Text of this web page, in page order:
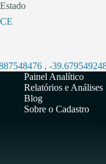
Estado
CE
, -
Painel Analítico
Relatórios e Análises
Blog
Sobre o Cadastro